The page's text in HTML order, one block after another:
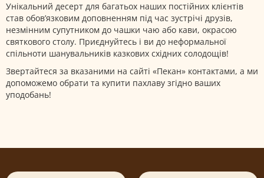
Унікальний десерт для багатьох наших постійних клієнтів
став обов’язковим доповненням під час зустрічі друзів,
незмінним супутником до чашки чаю або кави, окрасою
святкового столу. Приєднуйтесь і ви до неформальної
спільноти шанувальників казкових східних солодощів!
Звертайтеся за вказаними на сайті «Пекан» контактами, а ми
допоможемо обрати та купити пахлаву згідно ваших
уподобань!